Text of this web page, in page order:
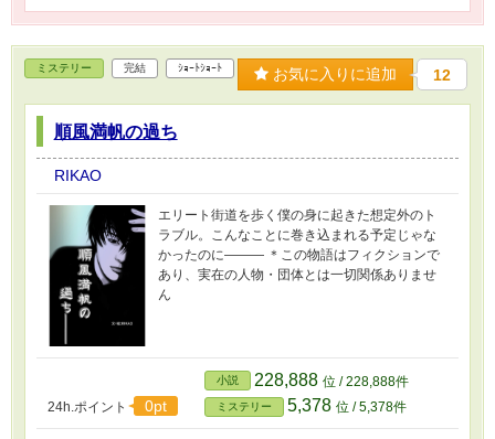
ミステリー 完結 ｼｮｰﾄｼｮｰﾄ お気に入りに追加 12
順風満帆の過ち
RIKAO
エリート街道を歩く僕の身に起きた想定外のト
ラブル。こんなことに巻き込まれる予定じゃな
かったのに――― ＊この物語はフィクションで
あり、実在の人物・団体とは一切関係ありませ
ん
24h.ポイント 0pt
小説 228,888 位 / 228,888件
ミステリー 5,378 位 / 5,378件